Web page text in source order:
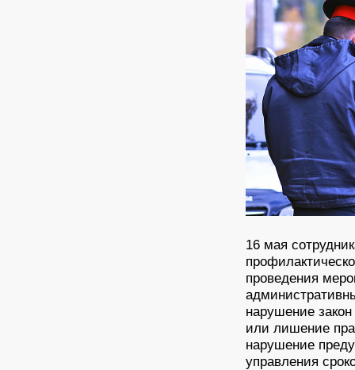
16 мая
проведения
нарушение
или лишение
нарушение
управления